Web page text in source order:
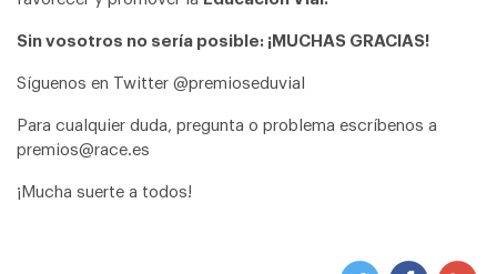
Sin vosotros no sería posible: ¡MUCHAS GRACIAS!
Síguenos en Twitter @premioseduvial
Para cualquier duda, pregunta o problema escríbenos a
premios@race.es
¡Mucha suerte a todos!